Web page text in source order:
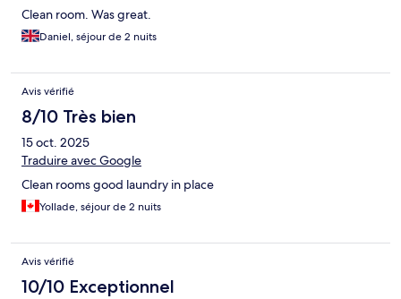
Clean room. Was great.
Daniel, séjour de 2 nuits
Avis vérifié
8/10 Très bien
15 oct. 2025
Traduire avec Google
Clean rooms good laundry in place
Yollade, séjour de 2 nuits
Avis vérifié
10/10 Exceptionnel